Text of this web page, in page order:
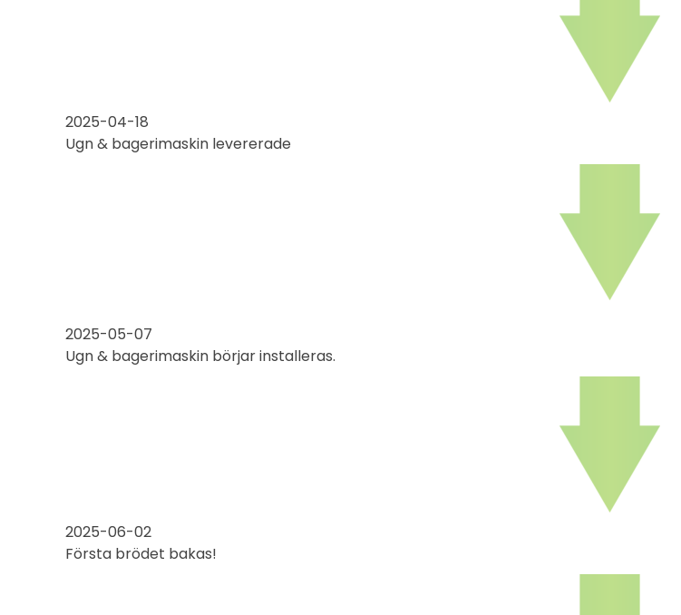
2025-04-18
Ugn & bagerimaskin levererade
2025-05-07
Ugn & bagerimaskin börjar installeras.
2025-06-02
Första brödet bakas!